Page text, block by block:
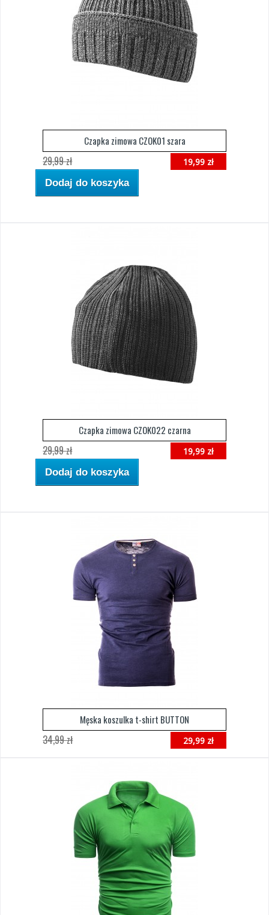
Czapka zimowa CZOK01 szara
19,99 zł
29,99 zł
Dodaj do koszyka
Czapka zimowa CZOK022 czarna
19,99 zł
29,99 zł
Dodaj do koszyka
Męska koszulka t-shirt BUTTON
29,99 zł
34,99 zł